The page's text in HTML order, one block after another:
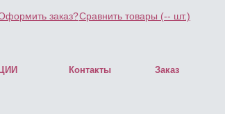
заказ?Сравнить товары (-- шт.)
Контакты Заказ